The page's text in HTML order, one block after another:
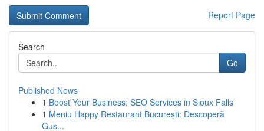
Report Page
Search
Go
Published News
1 Boost Your Business: SEO Services in Sioux Falls
1 Meniu Happy Restaurant București: Descoperă
Gus...